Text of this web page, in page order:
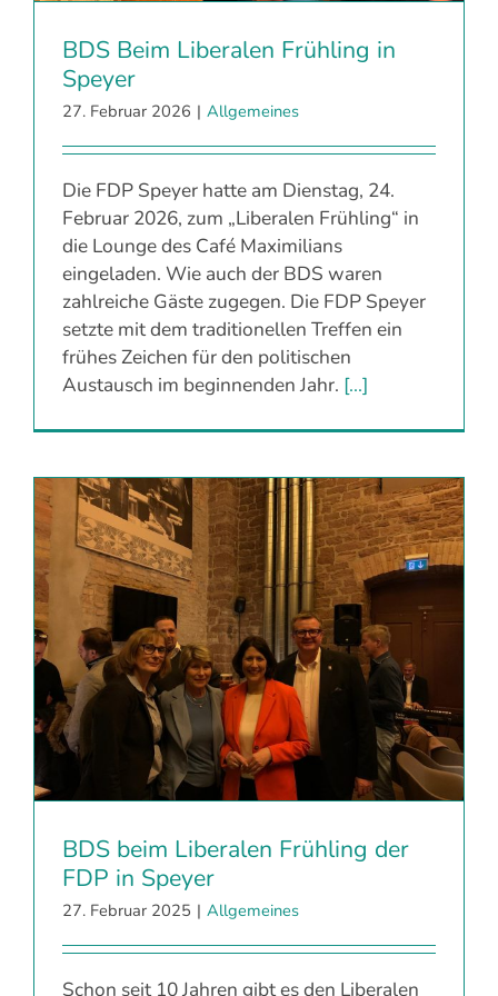
BDS Beim Liberalen Frühling in
Speyer
27. Februar 2026 | Allgemeines
Die FDP Speyer hatte am Dienstag, 24.
Februar 2026, zum „Liberalen Frühling“ in
die Lounge des Café Maximilians
eingeladen. Wie auch der BDS waren
zahlreiche Gäste zugegen. Die FDP Speyer
setzte mit dem traditionellen Treffen ein
frühes Zeichen für den politischen
Austausch im beginnenden Jahr. [...]
BDS beim Liberalen Frühling der
FDP in Speyer
27. Februar 2025 | Allgemeines
Schon seit 10 Jahren gibt es den Liberalen